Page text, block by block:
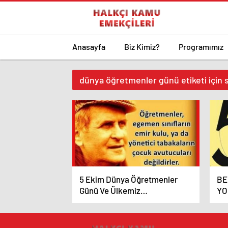
Anasayfa Biz Kimiz? Programımız
dünya öğretmenler günü etiketi için
5 Ekim Dünya Öğretmenler
Günü Ve Ülkemiz
Öğretmenlerinin Hal-İ Pür-
Melal’i